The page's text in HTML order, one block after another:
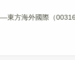
方海外國際（